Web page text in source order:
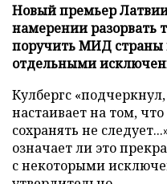
Новый премьер
намерении разорвать
поручить МИД страны
отдельными
Кулбергс
настаивает на том,
сохранять не
означает ли это
с некоторыми